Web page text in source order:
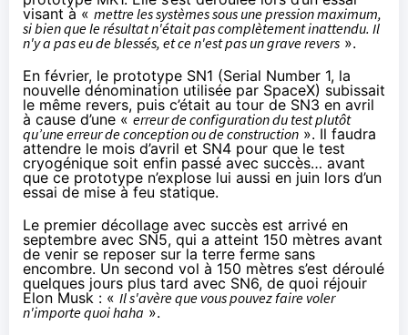
visant à « mettre les systèmes sous une pression maximum,
si bien que le résultat n'était pas complètement inattendu. Il
n'y a pas eu de blessés, et ce n'est pas un grave revers ».
En février, le prototype SN1 (Serial Number 1, la
nouvelle dénomination utilisée par SpaceX) subissait
le même revers, puis c’était au tour de SN3 en avril
à cause d’une « erreur de configuration du test plutôt
qu’une erreur de conception ou de construction ». Il faudra
attendre le mois d’avril et SN4 pour que le test
cryogénique soit enfin passé avec succès… avant
que ce prototype n’explose lui aussi en juin lors d’un
essai de mise à feu statique.
Le premier décollage avec succès est arrivé en
septembre avec SN5, qui a atteint 150 mètres avant
de venir se reposer sur la terre ferme sans
encombre. Un second vol à 150 mètres s’est déroulé
quelques jours plus tard avec SN6, de quoi réjouir
Elon Musk : « Il s'avère que vous pouvez faire voler
n'importe quoi haha ».